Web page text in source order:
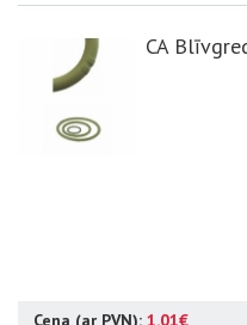
CA
Cena (ar PVN): 1.01€